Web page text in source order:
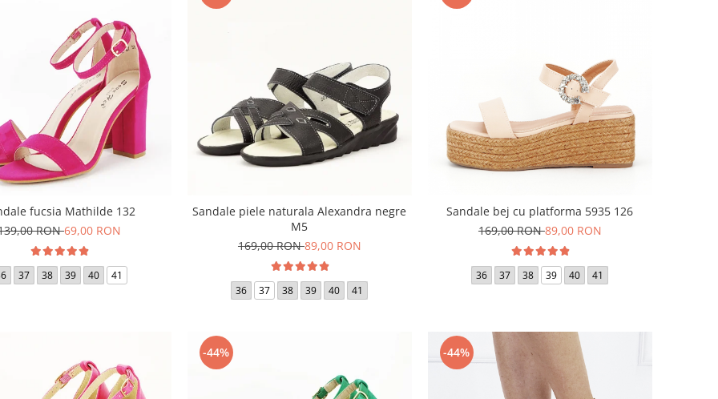
fucsia Mathilde 132
RON69,00 RON
37 38 39 40 41
Sandale piele naturala Alexandra negre
M5
169,00 RON89,00 RON
36 37 38 39 40 41
Sandale bej cu platforma 5935 126
169,00 RON89,00 RON
36 37 38 39 40 41
-44% -44%